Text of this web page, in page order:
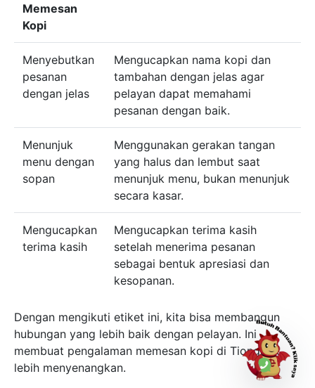
Memesan
Kopi
Menyebutkan
pesanan
dengan jelas
Mengucapkan nama kopi dan
tambahan dengan jelas agar
pelayan dapat memahami
pesanan dengan baik.
Menunjuk
menu dengan
sopan
Menggunakan gerakan tangan
yang halus dan lembut saat
menunjuk menu, bukan menunjuk
secara kasar.
Mengucapkan
terima kasih
Mengucapkan terima kasih
setelah menerima pesanan
sebagai bentuk apresiasi dan
kesopanan.
Dengan mengikuti etiket ini, kita bisa membangun
hubungan yang lebih baik dengan pelayan. Ini
membuat pengalaman memesan kopi di Tiongkok
lebih menyenangkan.